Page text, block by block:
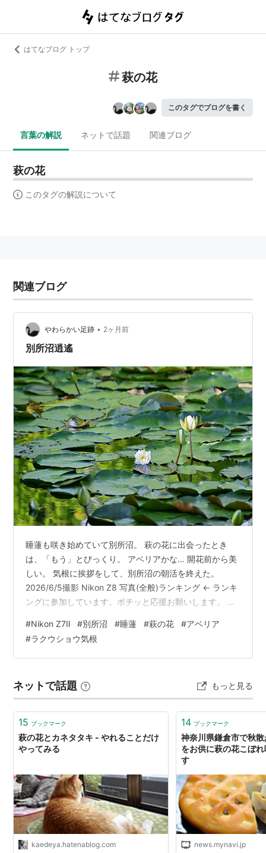
はてなブログ トップ
萩の花
このタグでブログを書く
言葉の解説 ネットで話題 関連ブログ
萩の花
このタグの解説について
関連ブログ
やわらかい足跡 • 2ヶ月前
別所沼逍遙
睡蓮も咲き始めていて別所沼。 萩の花に出会ったとき
は、「もう」とびっくり。 アベリアかな… 開花前から美
しい。 気根に挨拶をして、別所沼の朝活を終えた。
2026/6/5撮影 Nikon Z8 写真(全般)ランキング ← ランキ
ングに参加しています。ポチッと応援お願いします。 に
#Nikon Z7Ⅱ #別所沼 #睡蓮 #萩の花 #アベリア
#ラクウショウ気根
ネットで話題 もっと見る
15 ブックマーク
萩の花とカネタタキ - やれることだけ
やってみる
kaedeya.hatenablog.com
14 ブックマーク
神奈川県鎌倉市で秋
をお供に萩の花こぼ
す
news.mynavi.jp